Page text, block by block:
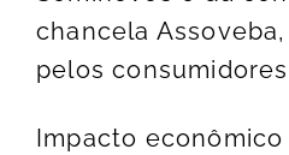
chancela
pelos
Impacto